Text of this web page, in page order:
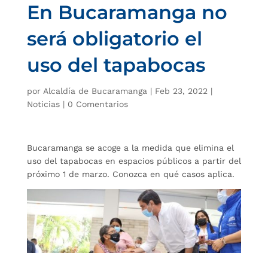
En Bucaramanga no
será obligatorio el
uso del tapabocas
por Alcaldía de Bucaramanga | Feb 23, 2022 |
Noticias| 0 Comentarios
Bucaramanga se acoge a la medida que elimina el
uso del tapabocas en espacios públicos a partir del
próximo 1 de marzo. Conozca en qué casos aplica.